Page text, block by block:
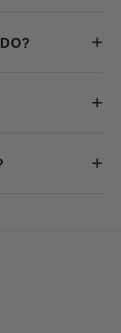
+
+
+